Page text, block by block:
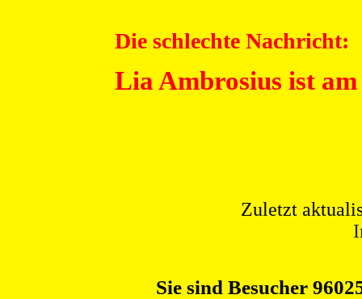
Die schlechte Nachricht:
Lia Ambrosius ist am
Zuletzt
Sie sind Besucher